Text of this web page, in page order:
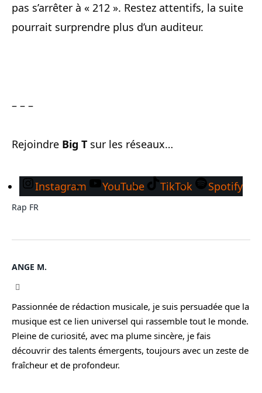
pas s’arrêter à « 212 ». Restez attentifs, la suite
pourrait surprendre plus d’un auditeur.
– – –
Rejoindre Big T sur les réseaux…
Instagram YouTube TikTok Spotify
Rap FR
ANGE M.
Passionnée de rédaction musicale, je suis persuadée que la
musique est ce lien universel qui rassemble tout le monde.
Pleine de curiosité, avec ma plume sincère, je fais
découvrir des talents émergents, toujours avec un zeste de
fraîcheur et de profondeur.